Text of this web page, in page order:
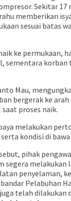
Sekitar
memberikan
sesuai batas
ke permukaan,
sementara korban
Mau,
bergerak ke
proses naik.
melakukan
kondisi di
pihak
segera melakukan
penyelaman,
Pelabuhan
telah dilakukan